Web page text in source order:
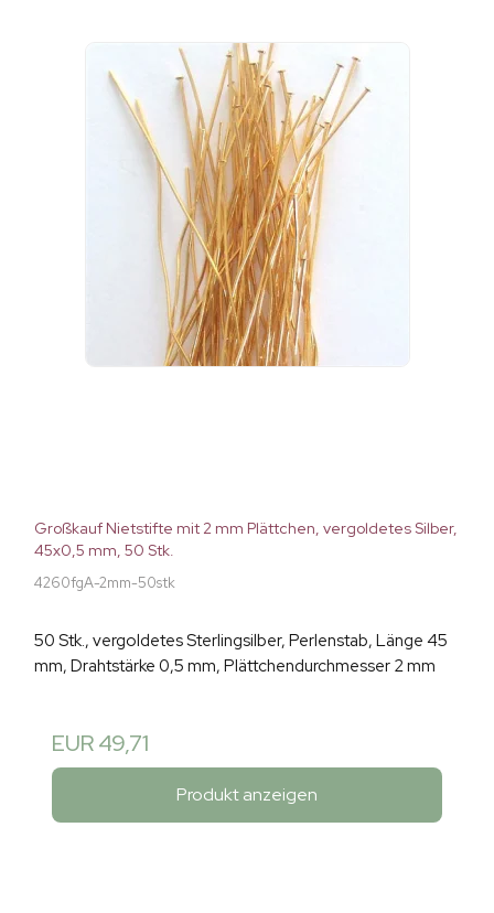
Großkauf Nietstifte mit 2 mm Plättchen, vergoldetes Silber,
45x0,5 mm, 50 Stk.
4260fgA-2mm-50stk
50 Stk., vergoldetes Sterlingsilber, Perlenstab, Länge 45
mm, Drahtstärke 0,5 mm, Plättchendurchmesser 2 mm
EUR 49,71
Produkt anzeigen